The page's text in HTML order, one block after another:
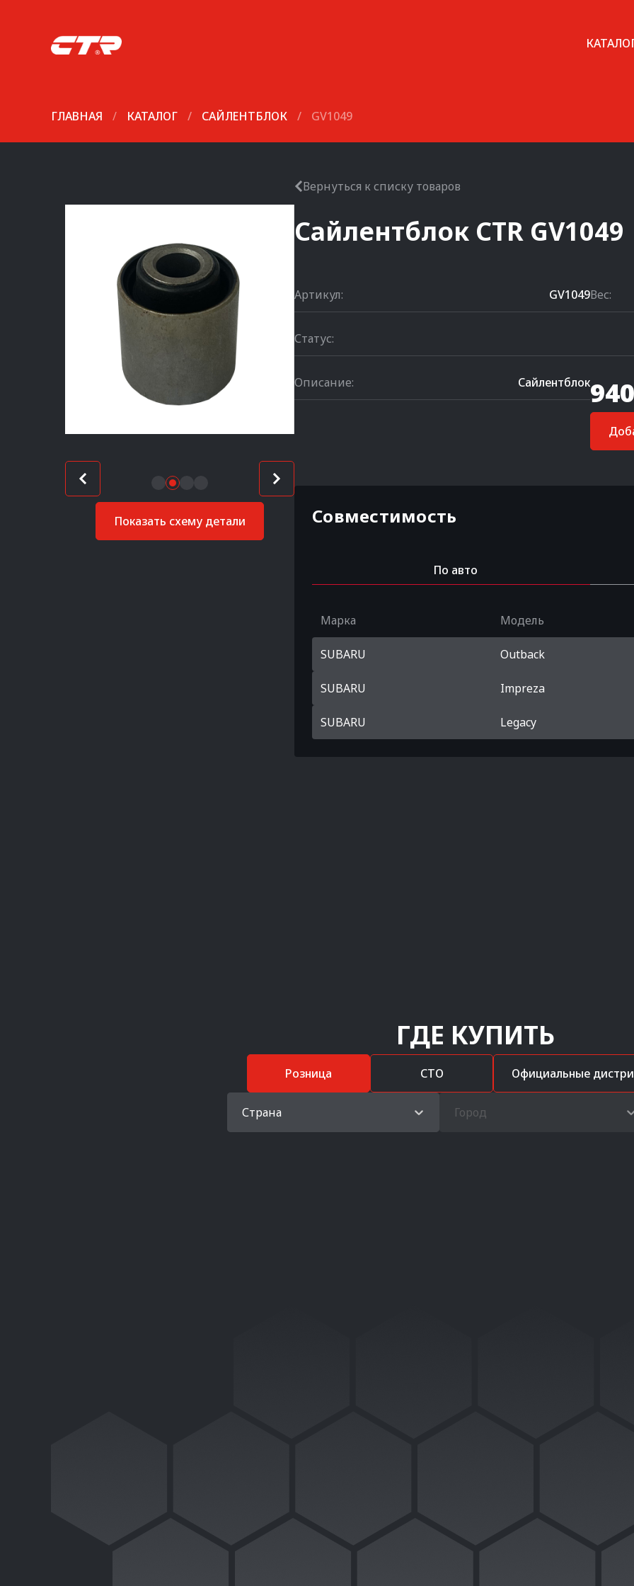
ГЛАВНАЯ / КАТАЛОГ / САЙЛЕНТБЛОК / GV1049
Показать схему детали
Вернуться к списку товаров
Сайлентблок CTR GV1049
Артикул: GV1049Вес:
Статус:
Описание: Сайлентблок
Совместимость
По авто
Марка Модель
SUBARU Outback
SUBARU Impreza
SUBARU Legacy
ГДЕ КУПИТЬ
Розница СТО Официальные
Страна Город